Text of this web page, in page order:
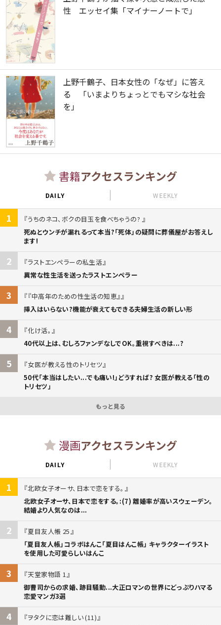
性 エッセイ集「マイナーノートで」
上野千鶴子、日本女性の「なぜ」に答え
る 「いまよりちょっとでもマシな社会
を」
書籍アクセスランキング
DAILY WEEKLY
1
うちのネコ、ボクの目玉を食べちゃうの?
死ぬとウンチが漏れるって本当?「死体」の疑問に葬儀屋がお答えし
ます!
2
ラストエンペラーの私生活
異常な性生活を送ったラストエンペラー
3
『中高年のための性生活の知恵』
挿入はいらない?機能が衰えてもできる夫婦生活の新しい形
4
化け活。
40代以上は、むしろファンデなしでOK。重視すべきは...?
5
女医が教える性のトリセツ
50代「本当はしたい...でも痛い!」どうすれば? 女医が教える「性の
トリセツ」
もっと見る
漫画アクセスランキング
DAILY WEEKLY
1
北欧女子オーサ、日本で恋をする。
北欧女子オーサ、日本で恋をする。:(7) 離婚率が高いスウェーデン。
結婚より人気なのは...
2
夏目友人帳 25
「夏目友人帳」コラボはんこ「夏目はんこ帳」 キャラクターイラスト
を使用した可愛らしいはんこ
3
天堂家物語 1
御曹司からの求婚、跡目騒動...大正ロマンの世界にどっぷりハマる
恋愛マンガ3選
4
ヲタクに恋は難しい (11)